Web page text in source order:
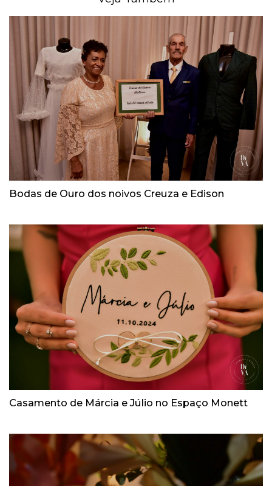
Bodas de Ouro dos noivos Creuza e Edison
Casamento de Márcia e Júlio no Espaço Monett